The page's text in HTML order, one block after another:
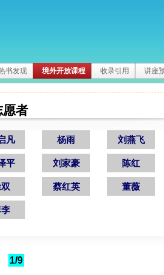
书发现 境外开放课程 收录引用 讲座
者
凡 杨雨 刘燕飞
平 刘家豪 陈红
蔡红英 董薇
1/9